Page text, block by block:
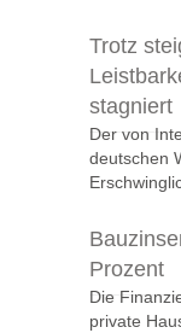
Trotz
stagniert
Der von
deutschen
Prozent
Die
private